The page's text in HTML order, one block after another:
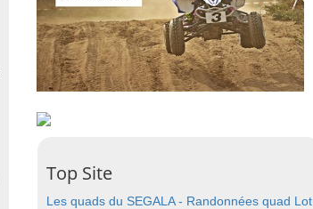
Top Site
Les quads du SEGALA - Randonnées quad Lot